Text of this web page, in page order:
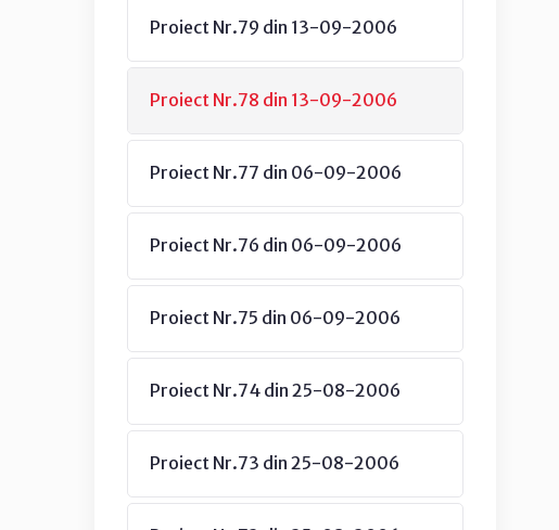
Proiect Nr.79 din 13-09-2006
Proiect Nr.78 din 13-09-2006
Proiect Nr.77 din 06-09-2006
Proiect Nr.76 din 06-09-2006
Proiect Nr.75 din 06-09-2006
Proiect Nr.74 din 25-08-2006
Proiect Nr.73 din 25-08-2006